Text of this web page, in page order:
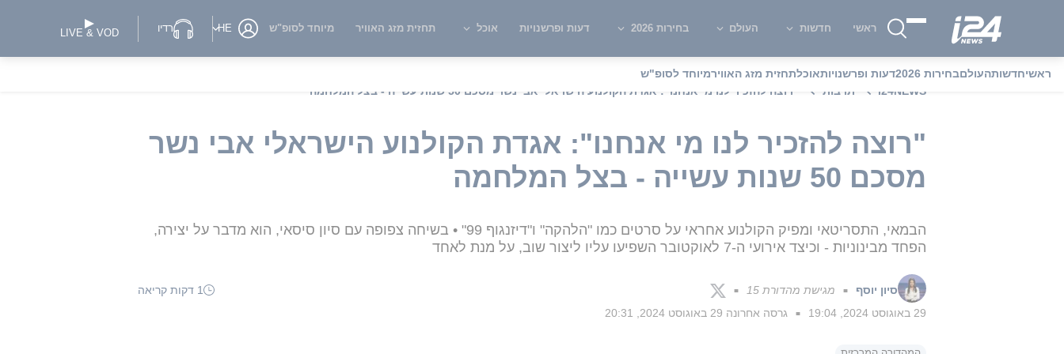
ראשי חדשות העולם בחירות 2026 דעות ופרשנויות אוכל תחזית מזג האוויר מיוחד לסופ"ש HE רדיו LIVE & VOD
ראשיחדשותהעולםבחירות 2026 דעות ופרשנויותאוכלתחזית מזג האווירמיוחד לסופ"ש
i24NEWS
תרבות "רוצה להזכיר לנו מי אנחנו": אגדת הקולנוע הישראלי אבי נשר מסכם 50 שנות עשייה - בצל המלחמה
"רוצה להזכיר לנו מי אנחנו": אגדת הקולנוע הישראלי אבי נשר
מסכם 50 שנות עשייה - בצל המלחמה
הבמאי, התסריטאי ומפיק הקולנוע אחראי על סרטים כמו "הלהקה" ו"דיזנגוף 99" • בשיחה צפופה עם סיון סיסאי, הוא מדבר על יצירה,
הפחד מבינוניות - וכיצד אירועי ה-7 לאוקטובר השפיעו עליו ליצור שוב, על מנת לאחד
סיון יוסף ■ מגישת מהדורת 15 ■
1 דקות קריאה
29 באוגוסט 2024, 19:04
■ גרסה אחרונה 29 באוגוסט 2024, 20:31